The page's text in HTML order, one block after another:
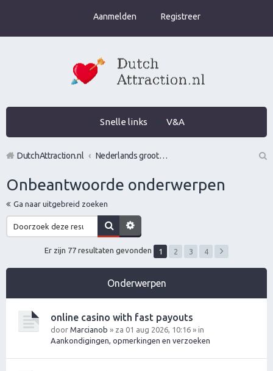
Aanmelden Registreer
Snelle links V&A
DutchAttraction.nl
Nederlands grootste Dutch Attraction, Lifestyle, Vrouwen versieren en Pick-Up (PUA) Forum
Onbeantwoorde onderwerpen
Ga naar uitgebreid zoeken
Er zijn 77 resultaten gevonden 1 2 3 4
Onderwerpen
online casino with fast payouts
door Marcianob » za 01 aug 2026, 10:16 » in
Aankondigingen, opmerkingen en verzoeken